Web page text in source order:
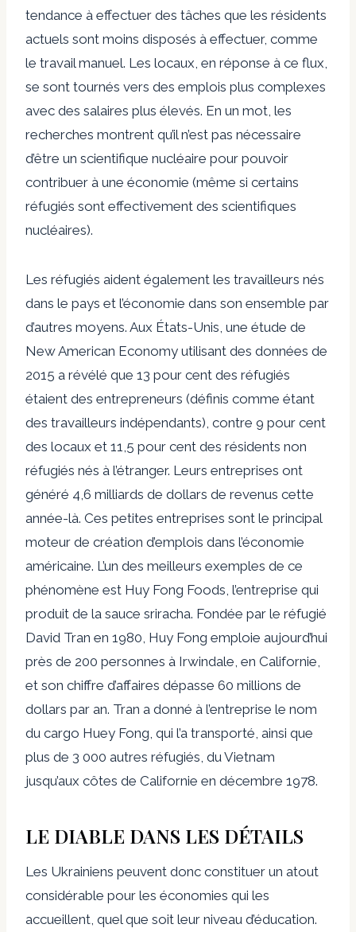
tendance à effectuer des tâches que les résidents
actuels sont moins disposés à effectuer, comme
le travail manuel. Les locaux, en réponse à ce flux,
se sont tournés vers des emplois plus complexes
avec des salaires plus élevés. En un mot, les
recherches montrent qu’il n’est pas nécessaire
d’être un scientifique nucléaire pour pouvoir
contribuer à une économie (même si certains
réfugiés sont effectivement des scientifiques
nucléaires).
Les réfugiés aident également les travailleurs nés
dans le pays et l’économie dans son ensemble par
d’autres moyens. Aux États-Unis, une étude de
New American Economy utilisant des données de
2015 a révélé que 13 pour cent des réfugiés
étaient des entrepreneurs (définis comme étant
des travailleurs indépendants), contre 9 pour cent
des locaux et 11,5 pour cent des résidents non
réfugiés nés à l’étranger. Leurs entreprises ont
généré 4,6 milliards de dollars de revenus cette
année-là. Ces petites entreprises sont le principal
moteur de création d’emplois dans l’économie
américaine. L’un des meilleurs exemples de ce
phénomène est Huy Fong Foods, l’entreprise qui
produit de la sauce sriracha. Fondée par le réfugié
David Tran en 1980, Huy Fong emploie aujourd’hui
près de 200 personnes à Irwindale, en Californie,
et son chiffre d’affaires dépasse 60 millions de
dollars par an. Tran a donné à l’entreprise le nom
du cargo Huey Fong, qui l’a transporté, ainsi que
plus de 3 000 autres réfugiés, du Vietnam
jusqu’aux côtes de Californie en décembre 1978.
LE DIABLE DANS LES DÉTAILS
Les Ukrainiens peuvent donc constituer un atout
considérable pour les économies qui les
accueillent, quel que soit leur niveau d’éducation.